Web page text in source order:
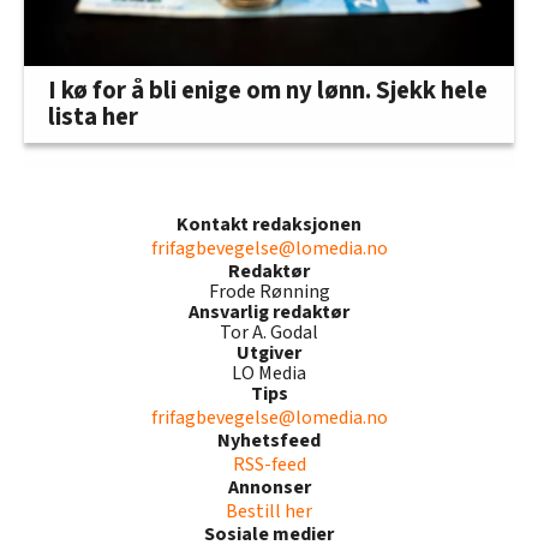
I kø for å bli enige om ny lønn. Sjekk hele
lista her
Kontakt redaksjonen
frifagbevegelse@lomedia.no
Redaktør
Frode Rønning
Ansvarlig redaktør
Tor A. Godal
Utgiver
LO Media
Tips
frifagbevegelse@lomedia.no
Nyhetsfeed
RSS-feed
Annonser
Bestill her
Sosiale medier